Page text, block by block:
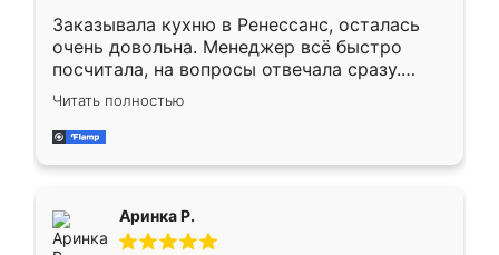
Заказывала кухню в Ренессанс, осталась
очень довольна. Менеджер всё быстро
посчитала, на вопросы отвечала сразу.
Замерщик приехал в субботу, подошёл к
делу со всей ответственностью. Собрали
за день, ребята работали аккуратно, даже
Читать полностью
Аринка Р.